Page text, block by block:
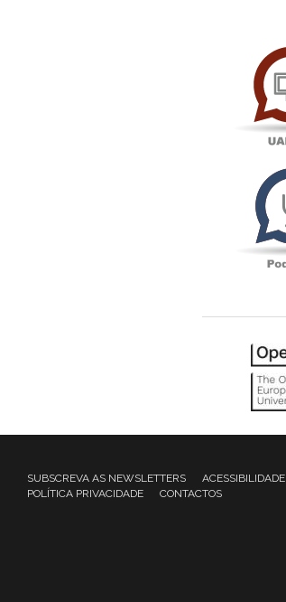
SUBSCREVA AS NEWSLETTERS ACESSIBILIDADE
POLÍTICA PRIVACIDADE
CONTACTOS